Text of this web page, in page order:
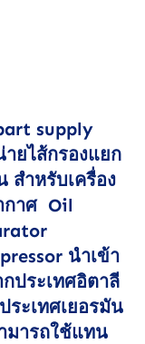
supply
ยไส้กรองแยก
สำหรับเครื่อง
กาศ Oil
นำเข้า
ประเทศอิตาลี
ระเทศเยอรมัน
มารถใช้แทน